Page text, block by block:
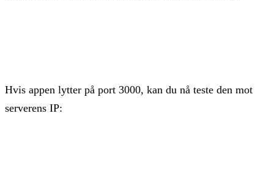
Hvis appen lytter på port 3000, kan du nå teste den mot
serverens IP: